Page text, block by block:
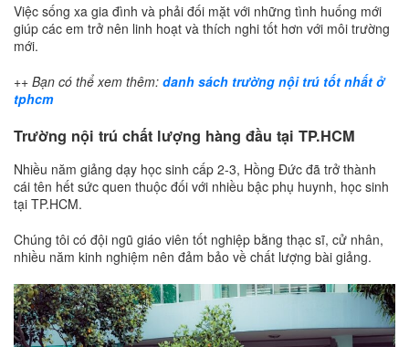
Việc sống xa gia đình và phải đối mặt với những tình huống mới
giúp các em trở nên linh hoạt và thích nghi tốt hơn với môi trường
mới.
++ Bạn có thể xem thêm: danh sách trường nội trú tốt nhất ở
tphcm
Trường nội trú chất lượng hàng đầu tại TP.HCM
Nhiều năm giảng dạy học sinh cấp 2-3, Hồng Đức đã trở thành
cái tên hết sức quen thuộc đối với nhiều bậc phụ huynh, học sinh
tại TP.HCM.
Chúng tôi có đội ngũ giáo viên tốt nghiệp bằng thạc sĩ, cử nhân,
nhiều năm kinh nghiệm nên đảm bảo về chất lượng bài giảng.